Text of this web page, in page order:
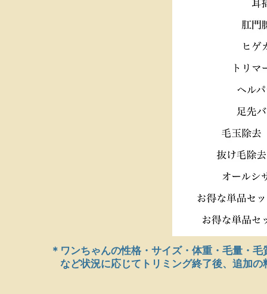
＊ワンちゃんの性格・サイズ・体重・毛量・
など状況に応じてトリミング終了後、​追加